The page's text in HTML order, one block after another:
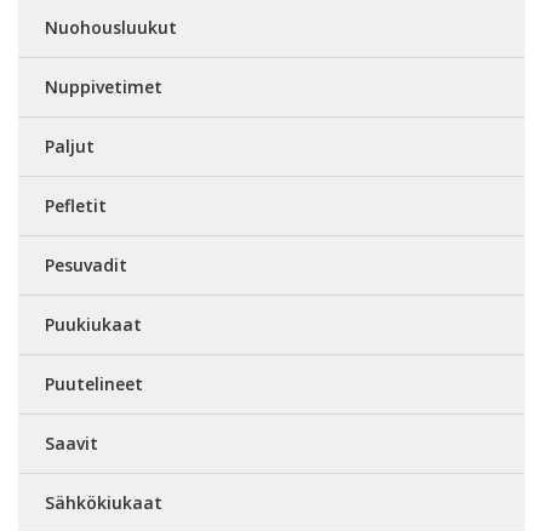
Nuohousluukut
Nuppivetimet
Paljut
Pefletit
Pesuvadit
Puukiukaat
Puutelineet
Saavit
Sähkökiukaat